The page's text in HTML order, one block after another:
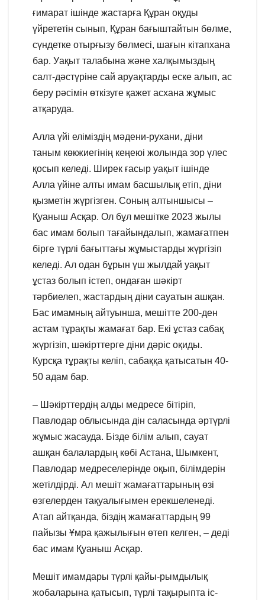
ғимарат ішінде жастарға Құран оқуды
үйрететін сынып, Құран бағыштайтын бөлме,
сүндетке отырғызу бөлмесі, шағын кітапхана
бар. Уақыт талабына және халқымыздың
салт-дәстүріне сай аруақтарды еске алып, ас
беру рәсімін өткізуге қажет асхана жұмыс
атқаруда.
Алла үйі еліміздің мәдени-рухани, діни
таным көкжиегінің кеңеюі жолында зор үлес
қосып келеді. Ширек ғасыр уақыт ішінде
Алла үйіне алты имам басшылық етіп, діни
қызметін жүргізген. Соның алтыншысы –
Қуаныш Асқар. Ол бұл мешітке 2023 жылы
бас имам болып тағайындалып, жамағатпен
бірге түрлі бағыттағы жұмыстарды жүргізіп
келеді. Ал одан бұрын үш жылдай уақыт
ұстаз болып істеп, ондаған шәкірт
тәрбиелеп, жастардың діни сауатын ашқан.
Бас имамның айтуынша, мешітте 200-ден
астам тұрақты жамағат бар. Екі ұстаз сабақ
жүргізіп, шәкірттерге діни дәріс оқиды.
Курсқа тұрақты келіп, сабаққа қатысатын 40-
50 адам бар.
– Шәкірттердің алды медресе бітіріп,
Павлодар облысында дін саласында әртүрлі
жұмыс жасауда. Бізде білім алып, сауат
ашқан балалардың көбі Астана, Шымкент,
Павлодар медреселерінде оқып, білімдерін
жетілдірді. Ал мешіт жамағаттарының өзі
өзгелерден тақуалығымен ерекшеленеді.
Атап айтқанда, біздің жамағаттардың 99
пайызы Ұмра қажылығын өтеп келген, – деді
бас имам Қуаныш Асқар.
Мешіт имамдары түрлі қайы-рымдылық
жобаларына қатысып, түрлі тақырыпта іс-